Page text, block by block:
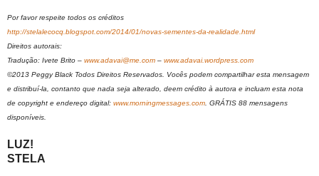
Por favor respeite todos os créditos
http://stelalecocq.blogspot.com/2014/01/novas-sementes-da-realidade.html
Direitos autorais:
Tradução: Ivete Brito – www.adavai@me.com – www.adavai.wordpress.com
©2013 Peggy Black Todos Direitos Reservados. Vocês podem compartilhar esta mensagem
e distribuí-la, contanto que nada seja alterado, deem crédito à autora e incluam esta nota
de copyright e endereço digital: www.morningmessages.com. GRÁTIS 88 mensagens
disponíveis.
LUZ!
STELA